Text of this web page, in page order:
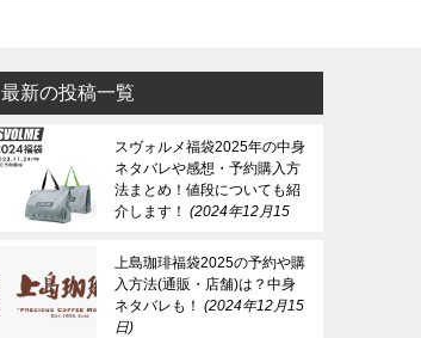
最新の投稿一覧
スヴォルメ福袋2025年の中身
ネタバレや感想・予約購入方
法まとめ！値段についても紹
介します！
2024年12月15
上島珈琲福袋2025の予約や購
入方法(通販・店舗)は？中身
ネタバレも！
2024年12月15
日